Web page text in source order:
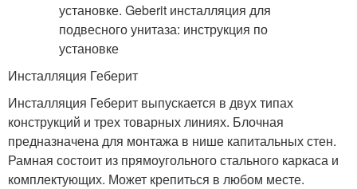
Инсталляция Геберит
Инсталляция Геберит выпускается в двух типах
конструкций и трех товарных линиях. Блочная
предназначена для монтажа в нише капитальных стен.
Рамная состоит из прямоугольного стального каркаса и
комплектующих. Может крепиться в любом месте.